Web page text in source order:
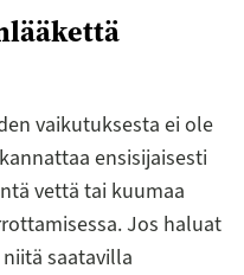
vaikutuksesta ei ole
ensisijaisesti
vettä tai kuumaa
Jos haluat
saatavilla